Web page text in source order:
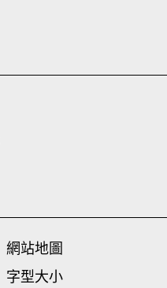
網站地圖
字型大小